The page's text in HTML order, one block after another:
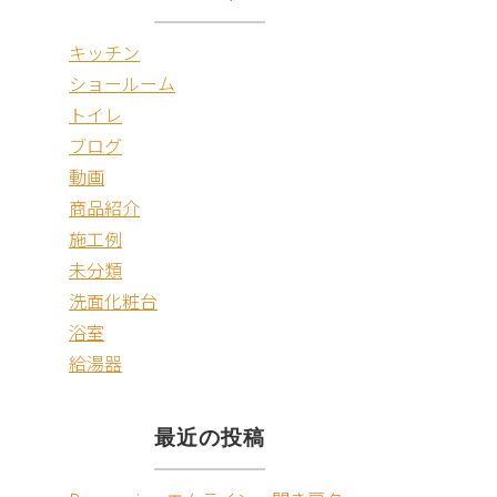
キッチン
ショールーム
トイレ
ブログ
動画
商品紹介
施工例
未分類
洗面化粧台
浴室
給湯器
最近の投稿